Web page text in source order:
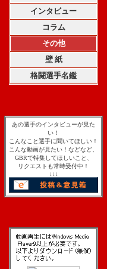
インタビュー
コラム
その他
壁 紙
格闘選手名鑑
あの選手のインタビューが見た
い！
こんなこと選手に聞いてほしい！
こんな動画が見たい！などなど、
GBRで特集してほしいこと、
リクエストも常時受付中！
↓↓↓